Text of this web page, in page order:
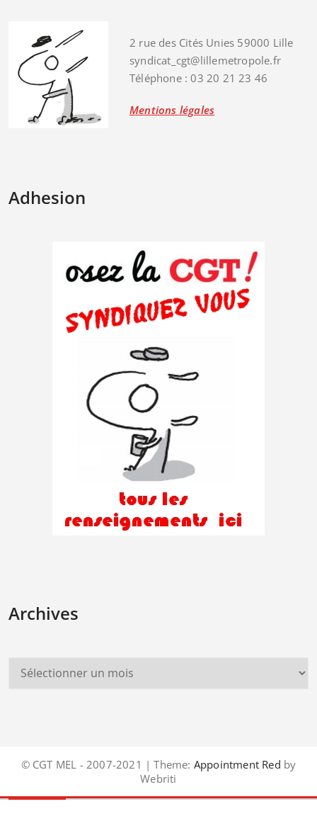
2 rue des Cités Unies 59000 Lille
syndicat_cgt@lillemetropole.fr
Téléphone : 03 20 21 23 46
Mentions légales
Adhesion
Archives
© CGT MEL - 2007-2021 | Theme: Appointment Red by
Webriti